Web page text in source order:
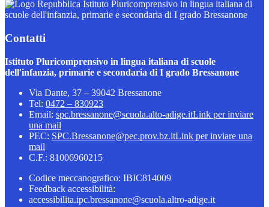
Istituto Pluricomprensivo in lingua italiana di
scuole dell'infanzia, primarie e secondaria di I grado Bressanone
Contatti
Istituto Pluricomprensivo in lingua italiana di scuole
dell'infanzia, primarie e secondaria di I grado Bressanone
Via Dante, 37 – 39042 Bressanone
Tel: 0472 – 830923
Email: spc.bressanone@scuola.alto-adige.itLink per inviare
una mail
PEC: SPC.Bressanone@pec.prov.bz.itLink per inviare una
mail
C.F.: 81006960215
Codice meccanografico: IBIC814009
Feedback accessibilità:
accessibilita.ipc.bressanone@scuola.altro-adige.it